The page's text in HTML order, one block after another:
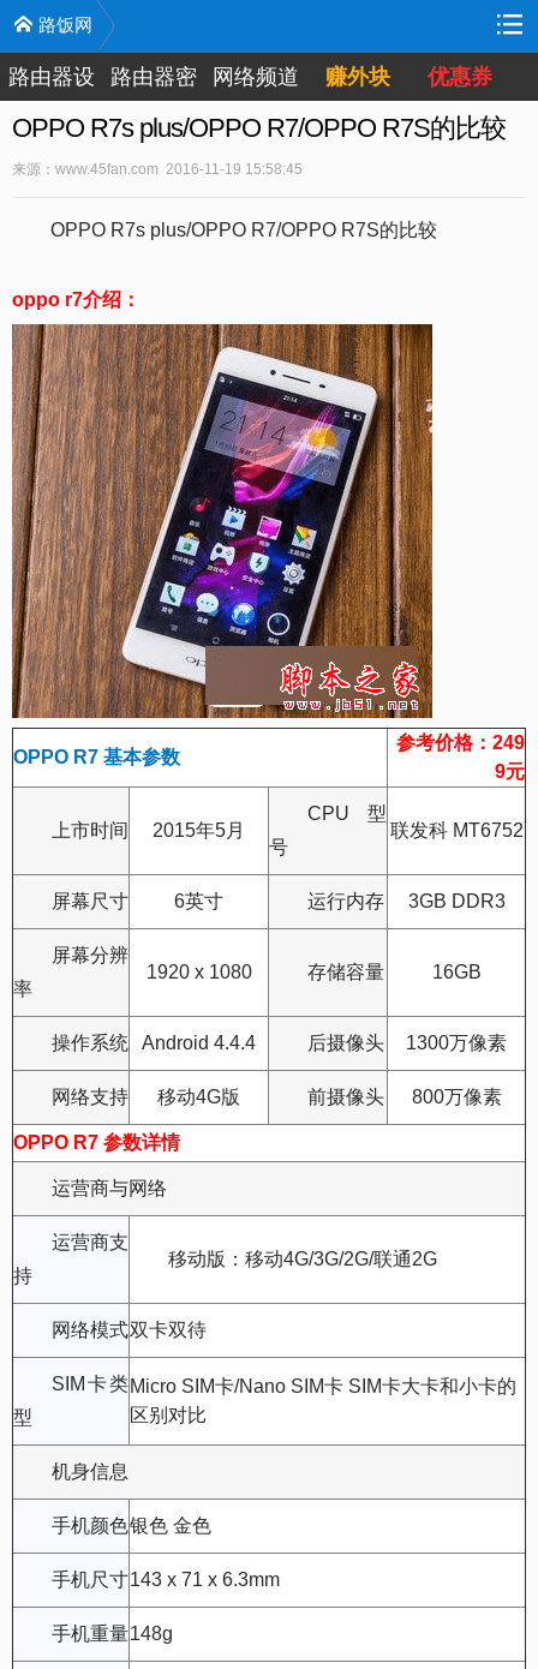
路饭网
路由器设
置
路由器密
码
网络频道 赚外块 优惠券
OPPO R7s plus/OPPO R7/OPPO R7S的比较
来源：www.45fan.com 2016-11-19 15:58:45
OPPO R7s plus/OPPO R7/OPPO R7S的比较
oppo r7介绍：
OPPO R7 基本参数
参考价格：249
9元
上市时间 2015年5月
CPU型
号
联发科 MT6752
屏幕尺寸 6英寸 运行内存 3GB DDR3
屏幕分辨
率
1920 x 1080 存储容量 16GB
操作系统 Android 4.4.4 后摄像头 1300万像素
网络支持 移动4G版 前摄像头 800万像素
OPPO R7 参数详情
运营商与网络
运营商支
持
移动版：移动4G/3G/2G/联通2G
网络模式双卡双待
SIM卡类
型
Micro SIM卡/Nano SIM卡 SIM卡大卡和小卡的
区别对比
机身信息
手机颜色银色 金色
手机尺寸143 x 71 x 6.3mm
手机重量148g